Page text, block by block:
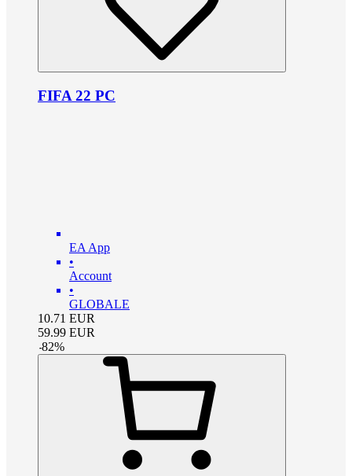
FIFA 22 PC
EA App
•
Account
•
GLOBALE
10.71 EUR
59.99 EUR
-82%